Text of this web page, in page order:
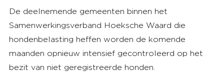
De deelnemende gemeenten binnen het
Samenwerkingsverband Hoeksche Waard die
hondenbelasting heffen worden de komende
maanden opnieuw intensief gecontroleerd op het
bezit van niet geregistreerde honden.